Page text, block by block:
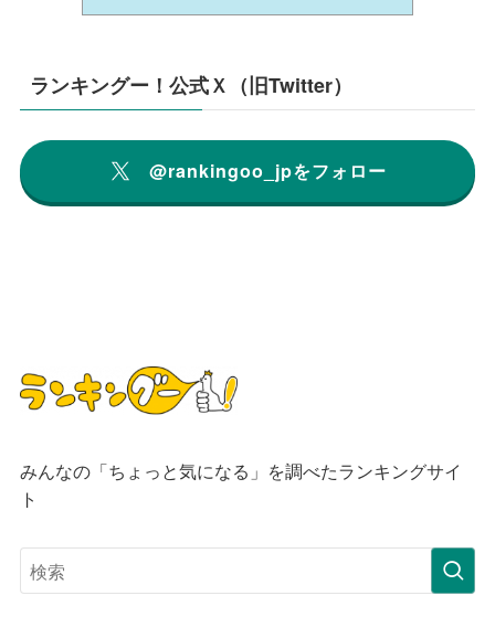
ランキングー！公式Ｘ（旧Twitter）
@rankingoo_jpをフォロー
みんなの「ちょっと気になる」を調べたランキングサイ
ト